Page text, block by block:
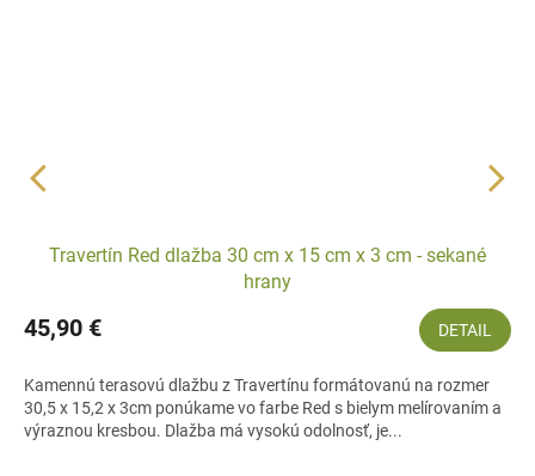
Travertín Red dlažba 30 cm x 15 cm x 3 cm - sekané
hrany
45,90 € DETAIL
Kamennú terasovú dlažbu z Travertínu formátovanú na rozmer
30,5 x 15,2 x 3cm ponúkame vo farbe Red s bielym melírovaním a
výraznou kresbou. Dlažba má vysokú odolnosť, je...